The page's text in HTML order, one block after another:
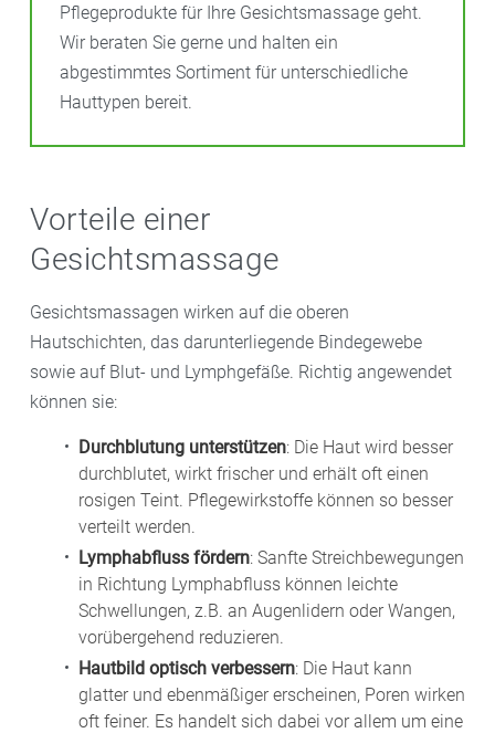
Pflegeprodukte für Ihre Gesichtsmassage geht.
Wir beraten Sie gerne und halten ein
abgestimmtes Sortiment für unterschiedliche
Hauttypen bereit.
Vorteile einer
Gesichtsmassage
Gesichtsmassagen wirken auf die oberen
Hautschichten, das darunterliegende Bindegewebe
sowie auf Blut- und Lymphgefäße. Richtig angewendet
können sie:
Durchblutung unterstützen: Die Haut wird besser
durchblutet, wirkt frischer und erhält oft einen
rosigen Teint. Pflegewirkstoffe können so besser
verteilt werden.
Lymphabfluss fördern: Sanfte Streichbewegungen
in Richtung Lymphabfluss können leichte
Schwellungen, z.B. an Augenlidern oder Wangen,
vorübergehend reduzieren.
Hautbild optisch verbessern: Die Haut kann
glatter und ebenmäßiger erscheinen, Poren wirken
oft feiner. Es handelt sich dabei vor allem um eine